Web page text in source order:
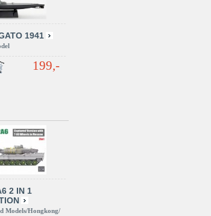
1941
199,-
2 IN 1
Models/Hongkong/